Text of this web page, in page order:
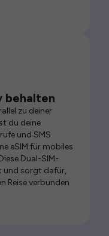
behalten
zu deiner
du deine
und SMS
eSIM für mobiles
Dual-SIM-
und sorgt dafür,
Reise verbunden